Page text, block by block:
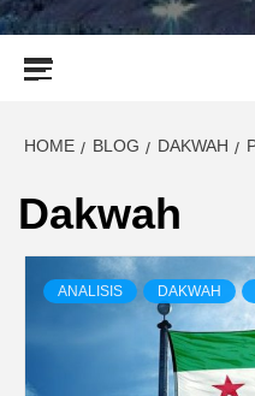
HOME BLOG DAKWAH
Dakwah
ANALISIS DAKWAH